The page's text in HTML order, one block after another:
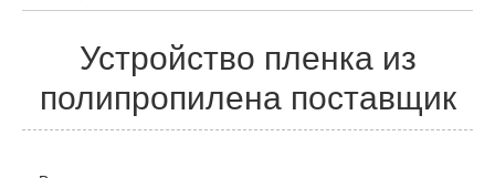
Устройство пленка из
полипропилена поставщик